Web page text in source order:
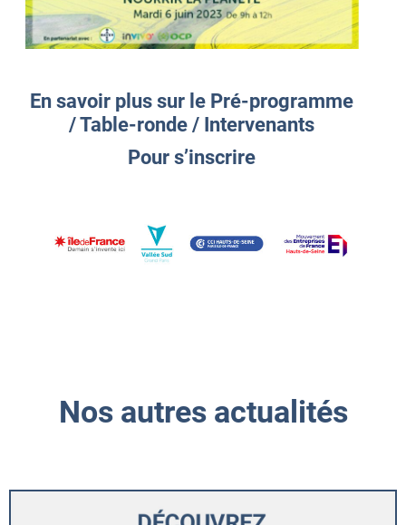
En savoir plus sur le Pré-programme
/ Table-ronde / Intervenants
Pour s’inscrire
Nos autres actualités